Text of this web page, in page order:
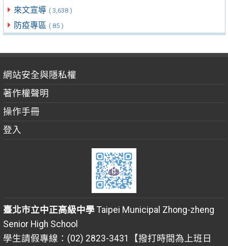
來文宣導 ( 3,638 )
防疫專區 ( 85 )
網站安全與隱私權
著作權聲明
操作手冊
登入
臺北市立中正高級中學Taipei Municipal Zhong-zheng
Senior High School
學生請假專線：(02) 2823-3431【撥打時間為上班日